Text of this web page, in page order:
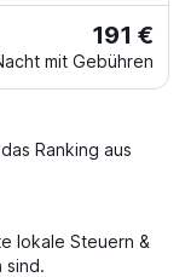
191 €
mit Gebühren
Ranking aus
lokale Steuern &
sind.